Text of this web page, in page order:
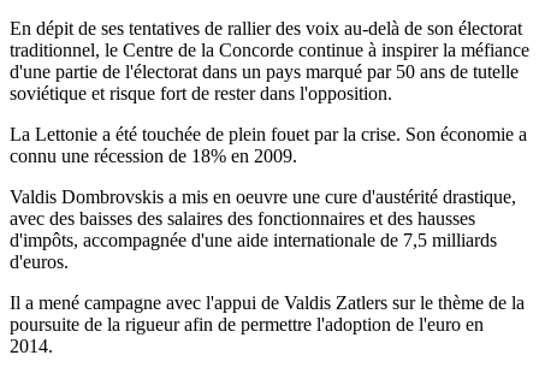
En dépit de ses tentatives de rallier des voix au-delà de son électorat
traditionnel, le Centre de la Concorde continue à inspirer la méfiance
d'une partie de l'électorat dans un pays marqué par 50 ans de tutelle
soviétique et risque fort de rester dans l'opposition.
La Lettonie a été touchée de plein fouet par la crise. Son économie a
connu une récession de 18% en 2009.
Valdis Dombrovskis a mis en oeuvre une cure d'austérité drastique,
avec des baisses des salaires des fonctionnaires et des hausses
d'impôts, accompagnée d'une aide internationale de 7,5 milliards
d'euros.
Il a mené campagne avec l'appui de Valdis Zatlers sur le thème de la
poursuite de la rigueur afin de permettre l'adoption de l'euro en
2014.